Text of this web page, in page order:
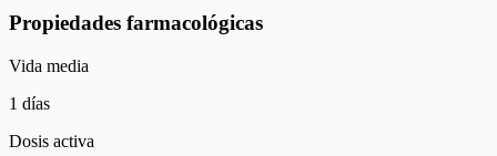
Propiedades farmacológicas
Vida media
1 días
Dosis activa